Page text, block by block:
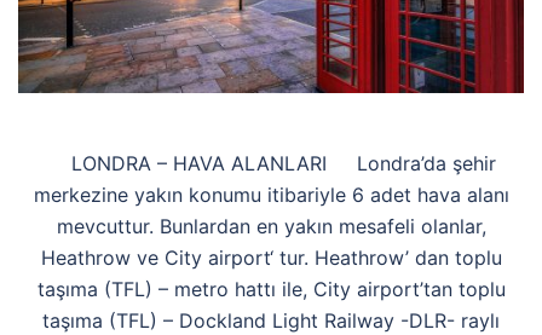
LONDRA – HAVA ALANLARI Londra’da şehir
merkezine yakın konumu itibariyle 6 adet hava alanı
mevcuttur. Bunlardan en yakın mesafeli olanlar,
Heathrow ve City airport‘ tur. Heathrow’ dan toplu
taşıma (TFL) – metro hattı ile, City airport’tan toplu
taşıma (TFL) – Dockland Light Railway -DLR- raylı